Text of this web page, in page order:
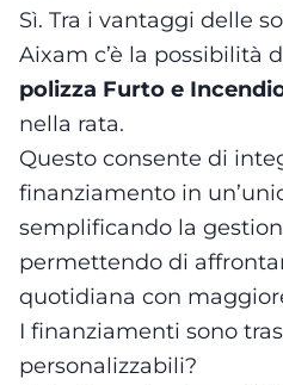
Sì. Tra i vantaggi delle
Aixam c’è la possibilità
polizza Furto e
nella rata.
Questo consente di
finanziamento in
semplificando la
permettendo di
quotidiana con
I finanziamenti sono
personalizzabili?